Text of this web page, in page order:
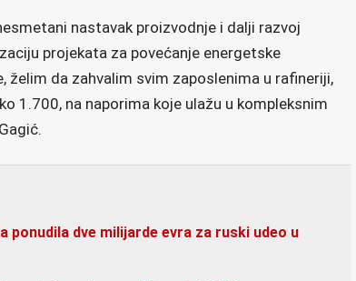
nastavak proizvodnje i dalji razvoj
projekata za povećanje energetske
da zahvalim svim zaposlenima u rafineriji,
1.700, na naporima koje ulažu u kompleksnim
ponudila dve milijarde evra za ruski udeo u